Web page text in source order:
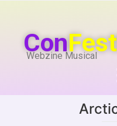
ConFest
Webzine Musical